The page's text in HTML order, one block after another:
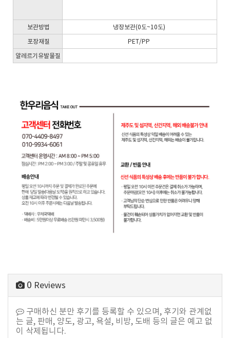
보관방법 냉장보관(0도~10도)
포장재질 PET/PP
알레르기유발물질
0 Reviews
구매하신 분만 후기를 등록할 수 있으며, 후기와 관계없
는 글, 판매, 양도, 광고, 욕설, 비방, 도배 등의 글은 예고 없
이 삭제됩니다.